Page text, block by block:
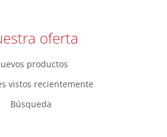
oferta
productos
vistos recientemente
Búsqueda